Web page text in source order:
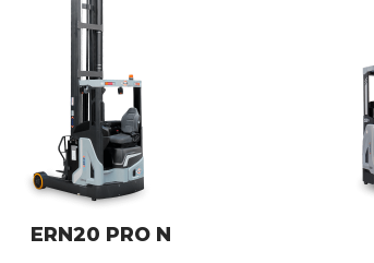
ERN20 PRO N